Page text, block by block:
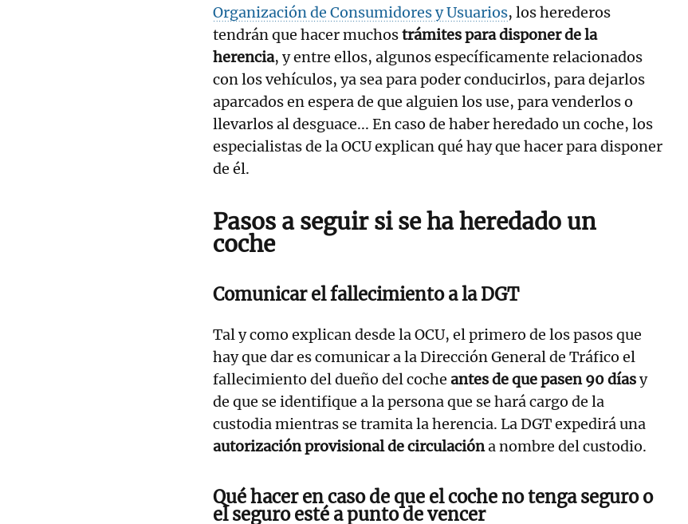
Organización de Consumidores y Usuarios, los herederos
tendrán que hacer muchostrámites para disponer de la
herencia, y entre ellos, algunos específicamente relacionados
con los vehículos, ya sea para poder conducirlos, para dejarlos
aparcados en espera de que alguien los use, para venderlos o
llevarlos al desguace... En caso de haber heredado un coche, los
especialistas de la OCU explican qué hay que hacer para disponer
de él.
Pasos a seguir si se ha heredado un
coche
Comunicar el fallecimiento a la DGT
Tal y como explican desde la OCU, el primero de los pasos que
hay que dar es comunicar a la Dirección General de Tráfico el
fallecimiento del dueño del coche antes de que pasen 90 díasy
de que se identifique a la persona que se hará cargo de la
custodia mientras se tramita la herencia. La DGT expedirá una
autorización provisional de circulacióna nombre del custodio.
Qué hacer en caso de que el coche no tenga seguro o
el seguro esté a punto de vencer